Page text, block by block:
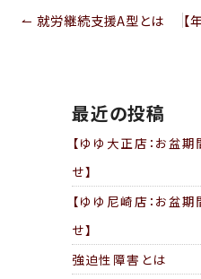
投
稿
↼ 就労継続支援A型とは 【
最近の投稿
【ゆゆ大正店：お盆
せ】
【ゆゆ尼崎店：お盆
せ】
強迫性障害とは